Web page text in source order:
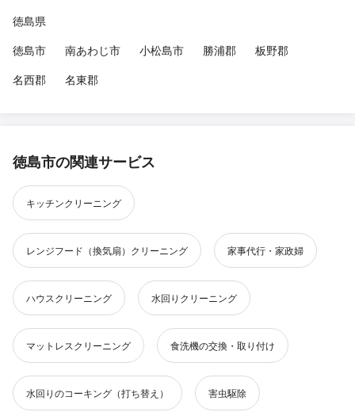
徳島県
徳島市
南あわじ市 小松島市 勝浦郡
板野郡
名西郡
名東郡
徳島市の関連サービス
キッチンクリーニング
レンジフード（換気扇）クリーニング 家事代行・家政婦
ハウスクリーニング 水回りクリーニング
マットレスクリーニング 食洗機の交換・取り付け
水回りのコーキング（打ち替え） 害虫駆除